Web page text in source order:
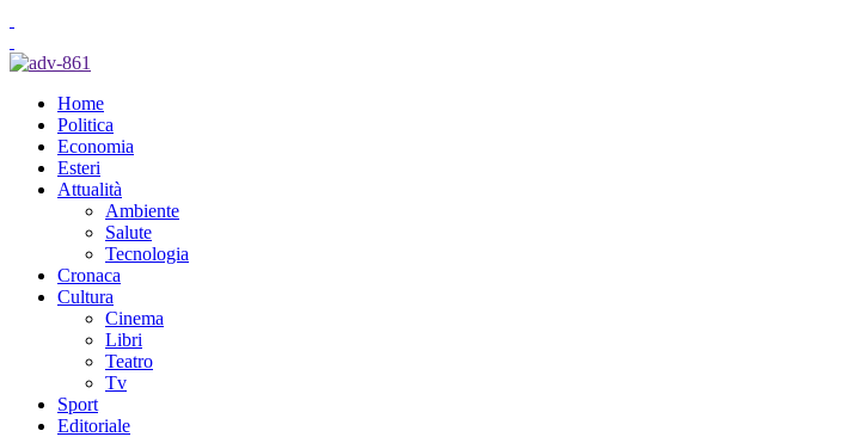
Home
Politica
Economia
Esteri
Attualità
Ambiente
Salute
Tecnologia
Cronaca
Cultura
Cinema
Libri
Teatro
Tv
Sport
Editoriale